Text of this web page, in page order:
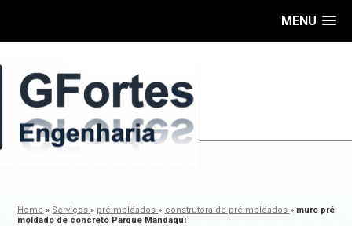
MENU
Home » Serviços» pré moldados» construtora de pré moldados » muro pré
moldado de concreto Parque Mandaqui